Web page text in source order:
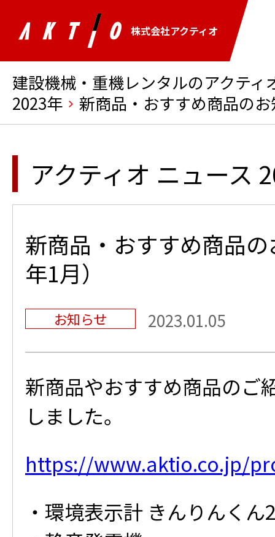
株式会社アクティオ
建設機械・重機レンタルのアクティ
2023年
新商品・おすすめ商品の
アクティオ ニュース
新商品・おすすめ商品
年1月）
お知らせ 2023.01.05
新商品やおすすめ商品のご
しました。
https://www.aktio.co.jp/
・環境表示計 きんりんくん